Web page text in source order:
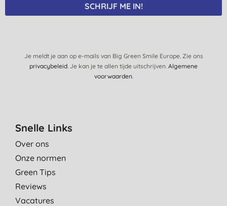
SCHRIJF ME IN!
Je meldt je aan op e-mails van Big Green Smile Europe. Zie ons
privacybeleid. Je kan je te allen tijde uitschrijven. Algemene
voorwaarden.
Snelle Links
Over ons
Onze normen
Green Tips
Reviews
Vacatures